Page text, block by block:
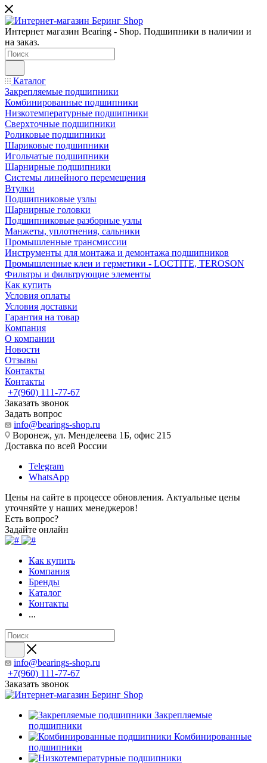
Интернет магазин Bearing - Shop. Подшипники в наличии и
на заказ.
Каталог
Закрепляемые подшипники
Комбинированные подшипники
Низкотемпературные подшипники
Сверхточные подшипники
Роликовые подшипники
Шариковые подшипники
Игольчатые подшипники
Шарнирные подшипники
Системы линейного перемещения
Втулки
Подшипниковые узлы
Шарнирные головки
Подшипниковые разборные узлы
Манжеты, уплотнения, сальники
Промышленные трансмиссии
Инструменты для монтажа и демонтажа подшипников
Промышленные клеи и герметики - LOCTITE, TEROSON
Фильтры и фильтрующие элементы
Как купить
Условия оплаты
Условия доставки
Гарантия на товар
Компания
О компании
Новости
Отзывы
Контакты
Контакты
+7(960) 111-77-67
Заказать звонок
Задать вопрос
info@bearings-shop.ru
Воронеж, ул. Менделеева 1Б, офис 215
Доставка по всей России
Telegram
WhatsApp
Цены на сайте в процессе обновления. Актуальные цены
уточняйте у наших менеджеров!
Есть вопрос?
Задайте онлайн
Как купить
Компания
Бренды
Каталог
Контакты
...
info@bearings-shop.ru
+7(960) 111-77-67
Заказать звонок
Закрепляемые
подшипники
Комбинированные
подшипники